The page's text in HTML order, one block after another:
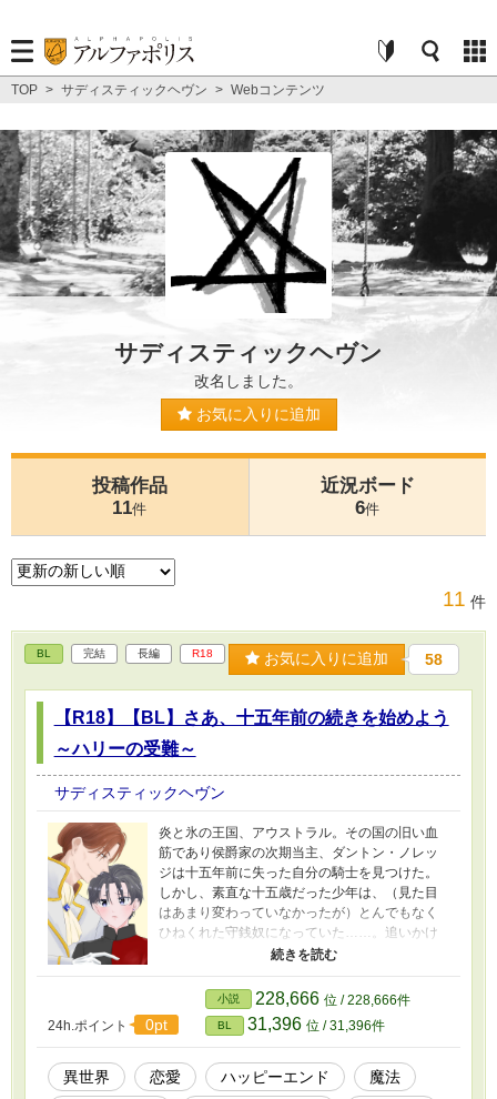
TOP > サディスティックヘヴン > Webコンテンツ
サディスティックヘヴン
改名しました。
お気に入りに追加
投稿作品
11件
近況ボード
6件
11 件
BL 完結 長編 R18 お気に入りに追加 58
【R18】【BL】さあ、十五年前の続きを始めよう
～ハリーの受難～
サディスティックヘヴン
炎と氷の王国、アウストラル。その国の旧い血
筋であり侯爵家の次期当主、ダントン・ノレッ
ジは十五年前に失った自分の騎士を見つけた。
しかし、素直な十五歳だった少年は、（見た目
はあまり変わっていなかったが）とんでもなく
ひねくれた守銭奴になっていた……。追いかけ
るも相手にされないダントン。なんとか彼を自
た。※不器用偏愛攻め×生意気毒舌受け。無理や
りだけどハッピーエンドがお好きな方向け。
24h.ポイント
0pt
小説 228,666 位 / 228,666件
BL 31,396 位 / 31,396件
異世界 恋愛 ハッピーエンド
魔法